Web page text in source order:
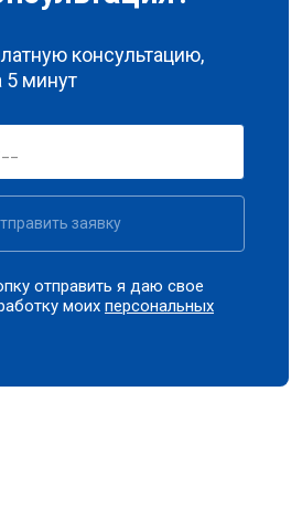
консультацию,
5 минут
заявку
отправить я даю свое
моихперсональных